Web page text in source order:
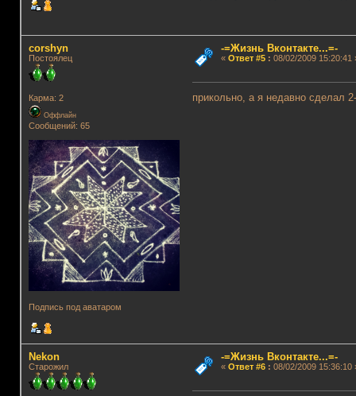
corshyn
Постоялец
Карма: 2
Оффлайн
Сообщений: 65
Подпись под аватаром
-=Жизнь Вконтакте...=-
« Ответ #5: 08/02/2009 15:20:41
прикольно, а я недавно сделал
Nekon
Старожил
-=Жизнь Вконтакте...=-
« Ответ #6: 08/02/2009 15:36:10